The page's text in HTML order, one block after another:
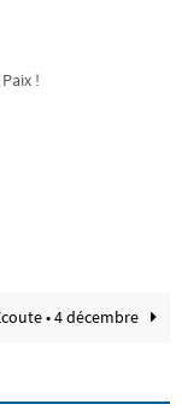
!
• 4 décembre